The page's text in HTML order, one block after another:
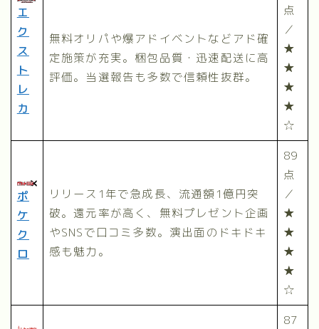
エ
ク
ス
ト
レ
カ
無料オリパや爆アドイベントなどアド確
定施策が充実。梱包品質・迅速配送に高
評価。当選報告も多数で信頼性抜群。
点
／
★
★
★
★
☆
ポ
ケ
ク
ロ
リリース1年で急成長、流通額1億円突
破。還元率が高く、無料プレゼント企画
やSNSで口コミ多数。演出面のドキドキ
感も魅力。
89
点
／
★
★
★
★
☆
87